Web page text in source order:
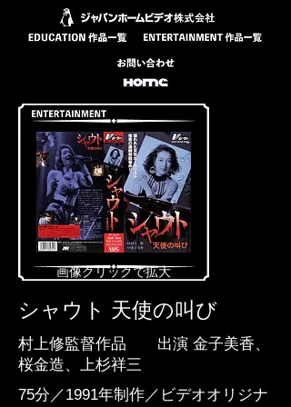
シャウト 天使の叫び
村上修監督作品 出演 金子美香、
桜金造、上杉祥三
75分／1991年制作／ビデオオリジナ
​画像クリックで拡大